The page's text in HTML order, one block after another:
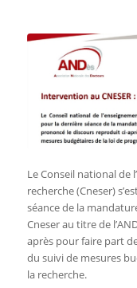
Le Conseil national de
recherche (Cneser)
séance de la
Cneser au titre de
après pour faire part
du suivi de mesures
la recherche.